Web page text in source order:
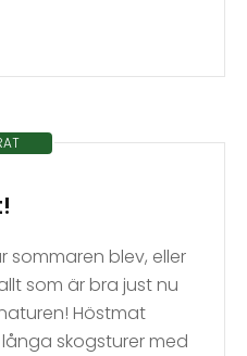
sommaren blev, eller
som är bra just nu
Höstmat
skogsturer med